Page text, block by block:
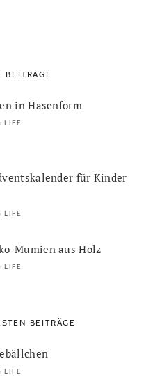
BEITRÄGE
in Hasenform
LIFE
für Kinder
LIFE
Mumien aus Holz
LIFE
BEITRÄGE
LIFE